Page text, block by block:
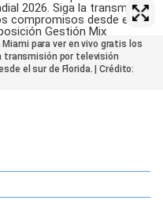
para ver en vivo gratis los
transmisión por televisión
el sur de Florida. | Crédito: